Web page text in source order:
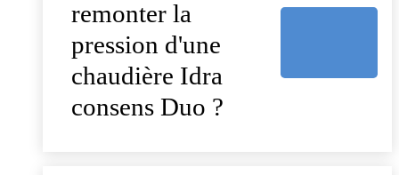
remonter la
pression d'une
chaudière Idra
consens Duo ?